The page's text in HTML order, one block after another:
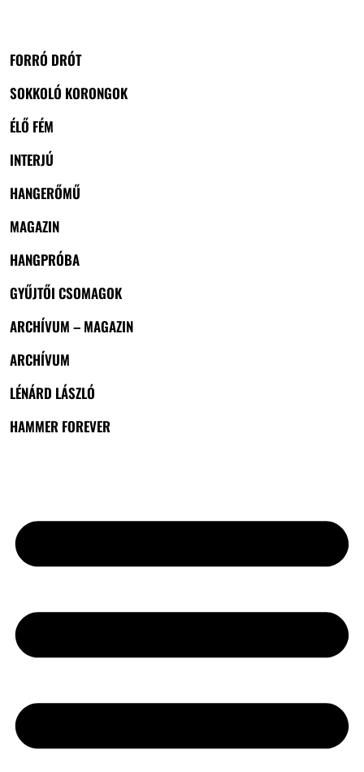
FORRÓ DRÓT
SOKKOLÓ KORONGOK
ÉLŐ FÉM
INTERJÚ
HANGERŐMŰ
MAGAZIN
HANGPRÓBA
GYŰJTŐI CSOMAGOK
ARCHÍVUM – MAGAZIN
ARCHÍVUM
LÉNÁRD LÁSZLÓ
HAMMER FOREVER